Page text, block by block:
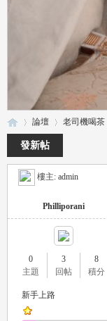
»
論壇
›
老司機喝
發新帖
樓主: admin
Philliporani
0
主題
3
回帖
8
積分
新手上路